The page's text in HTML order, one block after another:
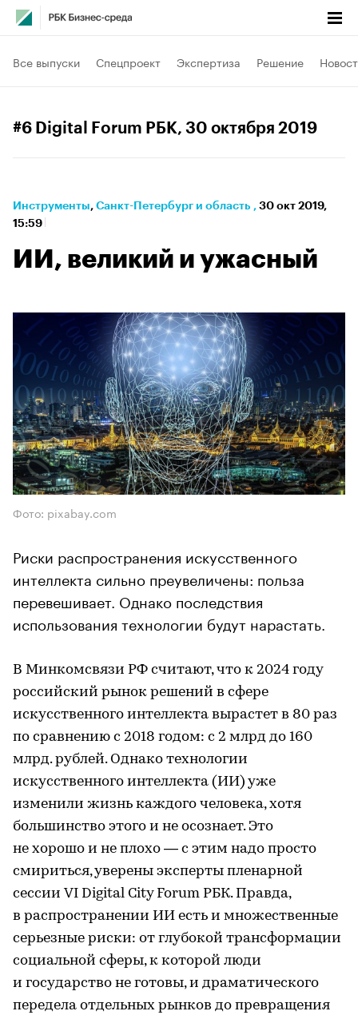
Все выпуски Спецпроект Экспертиза Решение
#6 Digital Forum РБК, 30 октября 2019
Инструменты⁠, Санкт-Петербург и область , 30 окт 2019,
15:59
ИИ, великий и ужасный
Фото: pixabay.com
Риски распространения искусственного
интеллекта сильно преувеличены: польза
перевешивает. Однако последствия
использования технологии будут нарастать.
В Минкомсвязи РФ считают, что к 2024 году
российский рынок решений в сфере
искусственного интеллекта вырастет в 80 раз
по сравнению с 2018 годом: с 2 млрд до 160
млрд. рублей. Однако технологии
искусственного интеллекта (ИИ) уже
изменили жизнь каждого человека, хотя
большинство этого и не осознает. Это
не хорошо и не плохо — с этим надо просто
смириться, уверены эксперты пленарной
сессии VI Digital City Forum РБК. Правда,
в распространении ИИ есть и множественные
серьезные риски: от глубокой трансформации
социальной сферы, к которой люди
и государство не готовы, и драматического
передела отдельных рынков до превращения